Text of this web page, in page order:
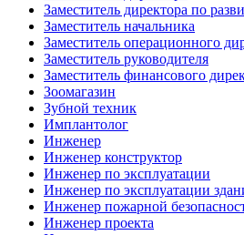
Заместитель директора по
Заместитель начальника
Заместитель операционного
Заместитель руководителя
Заместитель финансового
Зоомагазин
Зубной техник
Имплантолог
Инженер
Инженер конструктор
Инженер по эксплуатации
Инженер по эксплуатации
Инженер пожарной
Инженер проекта